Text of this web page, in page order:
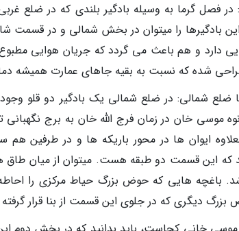
در فصل گرما به وسیله بادگیر بلندی که در ضلع
این بادگیرها را میتوان در بخش شمالی و در قسمت
دارد و هم باعث می گردد که جریان هوایی
طراحی شده که نسبت به بقیه جاهای عمارت
شمالی: در ضلع شمالی یک بادگیر دو قلو وجود
نوه موسی خان در زمان فرج الله خان به برج
ایوان ها در محور باریکه ها و در طرفین
که این قسمت دو طبقه هست. میتوان از میان طاق
باغچه هایی که حوض بزرگ حیاط مرکزی را
دیگری که در جلوی این قسمت از بنا قرار